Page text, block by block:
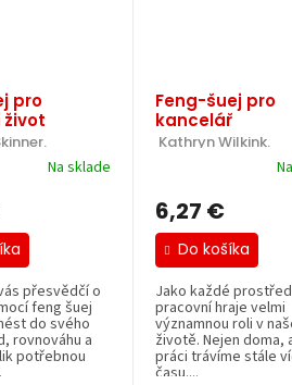
pro
Na sklade
přesvědčí o
feng šuej
do svého
rovnováhu a
potřebnou
Feng-šuej pro
kancelář
Kathryn Wilkink.
6,27 €
Do košíka
Jako každé
pracovní hraje velmi
významnou roli v
životě. Nejen doma,
práci trávíme stále
času....